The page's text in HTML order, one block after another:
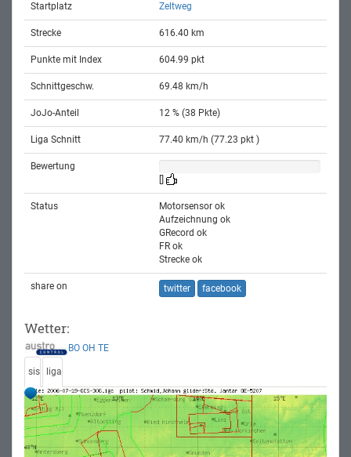
Startplatz Zeltweg
Strecke 616.40 km
Punkte mit Index 604.99 pkt
Schnittgeschw. 69.48 km/h
JoJo-Anteil 12 % (38 Pkte)
Liga Schnitt 77.40 km/h (77.23 pkt )
Bewertung
Status
Motorsensor ok
Aufzeichnung ok
GRecord ok
FR ok
Strecke ok
share on twitter facebook
Wetter:
BO OH TE
sis liga